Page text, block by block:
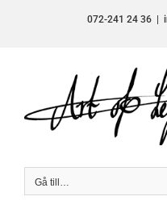
072-241 24 36
Gå till…